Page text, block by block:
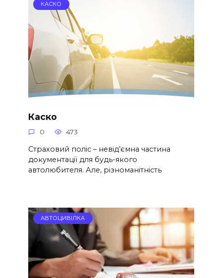
КАСКО
Каско
0 473
Страховий поліс – невід’ємна частина
документації для будь-якого
автолюбителя. Але, різноманітність
АВТОЦИВІЛКА